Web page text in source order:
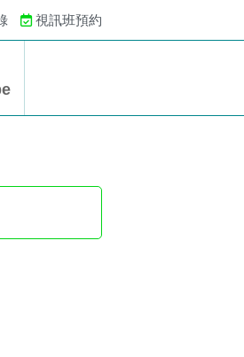
視訊班預約